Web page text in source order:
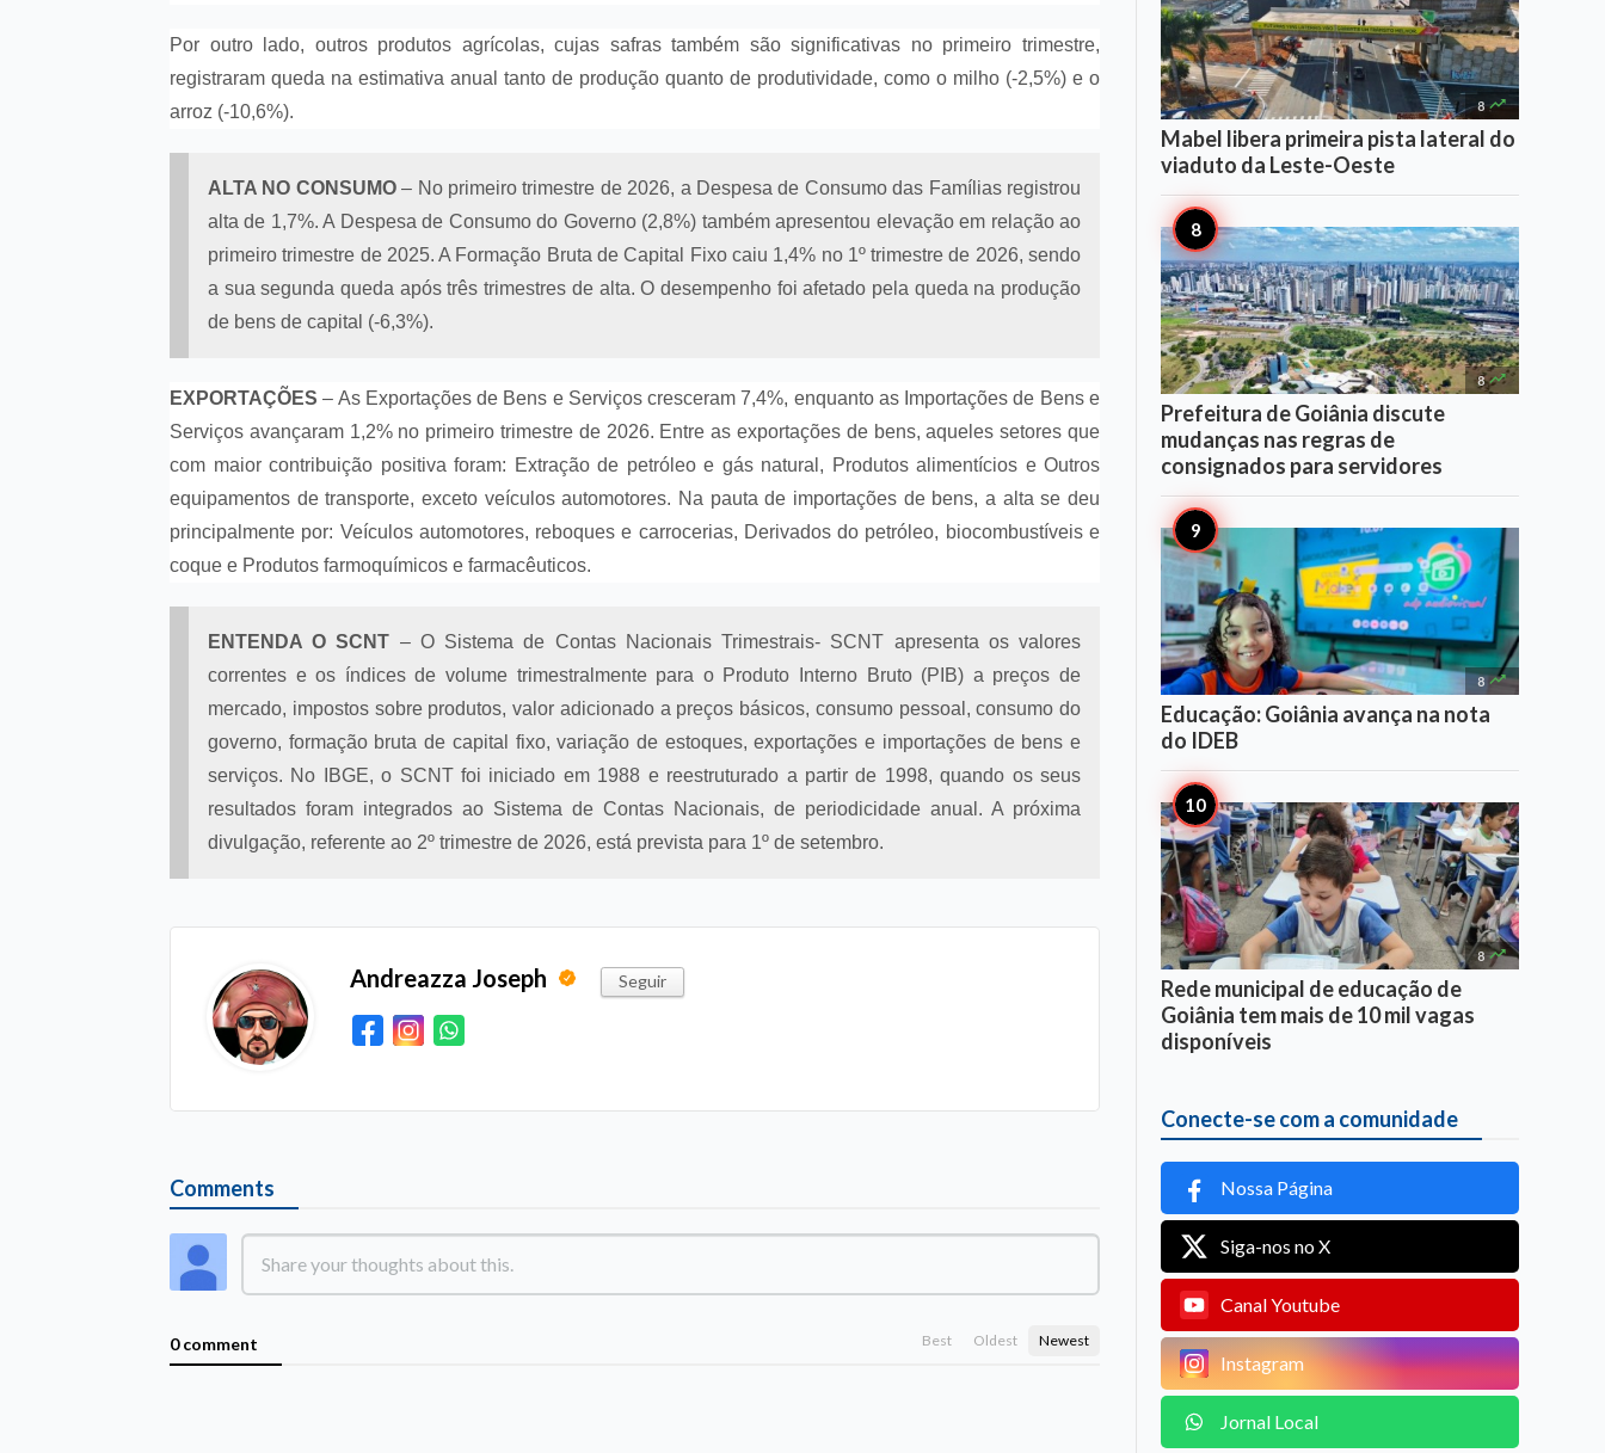
Por outro lado, outros produtos agrícolas, cujas safras também são significativas no primeiro trimestre,
registraram queda na estimativa anual tanto de produção quanto de produtividade, como o milho (-2,5%) e o
arroz (-10,6%).
ALTA NO CONSUMO– No primeiro trimestre de 2026, a Despesa de Consumo das Famílias registrou
alta de 1,7%. A Despesa de Consumo do Governo (2,8%) também apresentou elevação em relação ao
primeiro trimestre de 2025. A Formação Bruta de Capital Fixo caiu 1,4% no 1º trimestre de 2026, sendo
a sua segunda queda após três trimestres de alta. O desempenho foi afetado pela queda na produção
de bens de capital (-6,3%).
EXPORTAÇÕES – As Exportações de Bens e Serviços cresceram 7,4%, enquanto as Importações de Bens e
Serviços avançaram 1,2% no primeiro trimestre de 2026. Entre as exportações de bens, aqueles setores que
com maior contribuição positiva foram: Extração de petróleo e gás natural, Produtos alimentícios e Outros
equipamentos de transporte, exceto veículos automotores. Na pauta de importações de bens, a alta se deu
principalmente por: Veículos automotores, reboques e carrocerias, Derivados do petróleo, biocombustíveis e
coque e Produtos farmoquímicos e farmacêuticos.
ENTENDA O SCNT – O Sistema de Contas Nacionais Trimestrais- SCNT apresenta os valores
correntes e os índices de volume trimestralmente para o Produto Interno Bruto (PIB) a preços de
mercado, impostos sobre produtos, valor adicionado a preços básicos, consumo pessoal, consumo do
governo, formação bruta de capital fixo, variação de estoques, exportações e importações de bens e
serviços. No IBGE, o SCNT foi iniciado em 1988 e reestruturado a partir de 1998, quando os seus
resultados foram integrados ao Sistema de Contas Nacionais, de periodicidade anual. A próxima
divulgação, referente ao 2º trimestre de 2026, está prevista para 1º de setembro.
Andreazza Joseph Seguir
Comments
0 comment Best Oldest Newest
8 
Mabel libera primeira pista lateral do
viaduto da Leste-Oeste
8 
Prefeitura de Goiânia discute
mudanças nas regras de
consignados para servidores
8 
Educação: Goiânia avança na nota
do IDEB
8 
Rede municipal de educação de
Goiânia tem mais de 10 mil vagas
disponíveis
Conecte-se com a comunidade
Nossa Página
Siga-nos no X
Canal Youtube
Instagram
Jornal Local